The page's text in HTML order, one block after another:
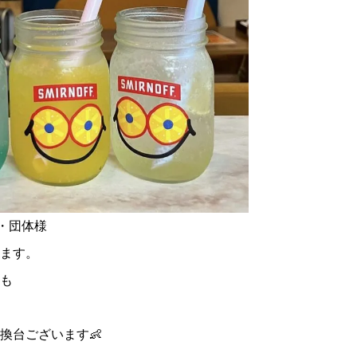
団体様
す。
台ございます👶